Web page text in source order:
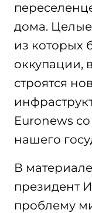
дома.
из которых
оккупации,
строятся
Euronews
нашего
В
президент
проблему